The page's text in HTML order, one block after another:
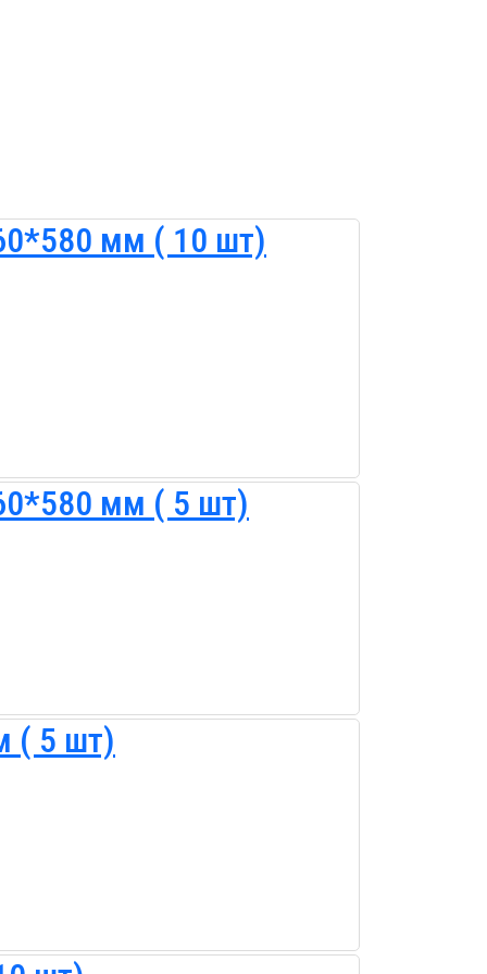
мм ( 10 шт)
мм ( 5 шт)
( 5 шт)